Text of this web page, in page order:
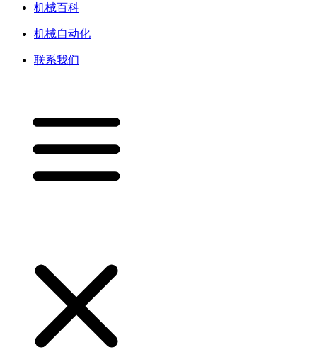
机械百科
机械自动化
联系我们